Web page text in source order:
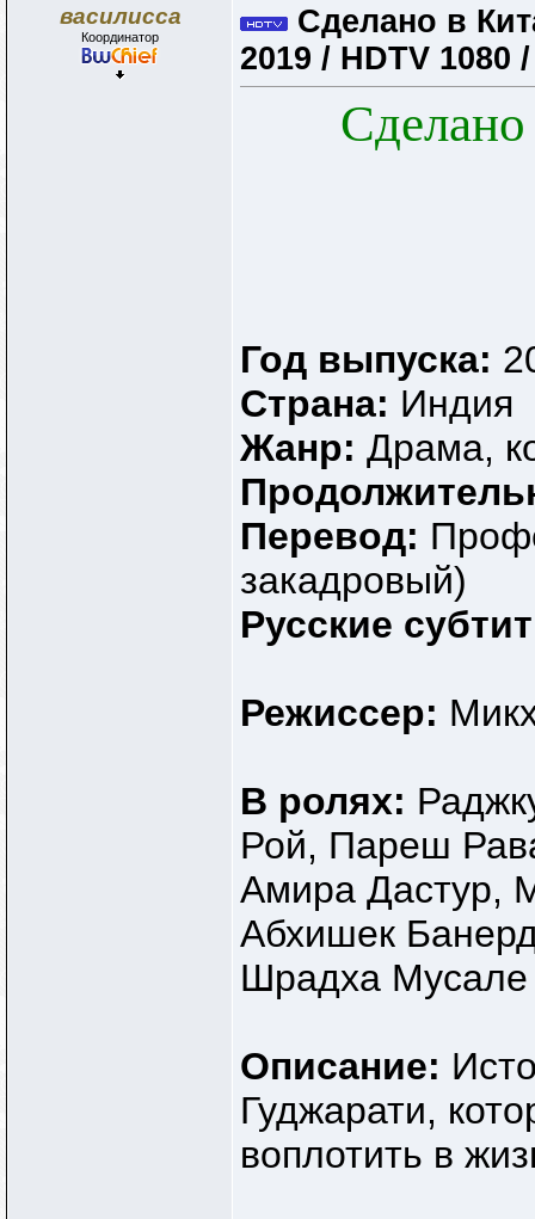
василисса
Координатор
Сделано в
2019 / HDTV 1080
Год выпуска:
Страна: Индия
Жанр: Драма,
Перевод:
закадровый)
Русские
Режиссер:
В ролях:
Рой, Пареш
Амира Дастур,
Абхишек
Шрадха Мусале
Описание:
Гуджарати,
воплотить в